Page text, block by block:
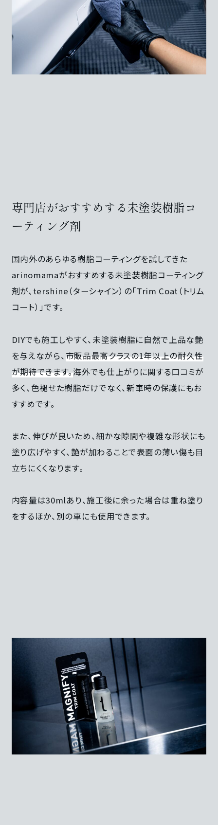
専門店がおすすめする未塗装樹脂コ
ーティング剤
国内外のあらゆる樹脂コーティングを試してきた
arinomamaがおすすめする未塗装樹脂コーティング
剤が、tershine（ターシャイン）の「Trim Coat（トリム
コート）」です。
DIYでも施工しやすく、未塗装樹脂に自然で上品な艶
を与えながら、 市販品最高クラスの1年以上の耐久性
が期待できます。海外でも仕上がりに関する口コミが
多く、色褪せた樹脂だけでなく、新車時の保護にもお
すすめです。
また、伸びが良いため、細かな隙間や複雑な形状にも
塗り広げやすく、艶が加わることで表面の薄い傷も目
立ちにくくなります。
内容量は30mlあり、施工後に余った場合は重ね塗り
をするほか、別の車にも使用できます。